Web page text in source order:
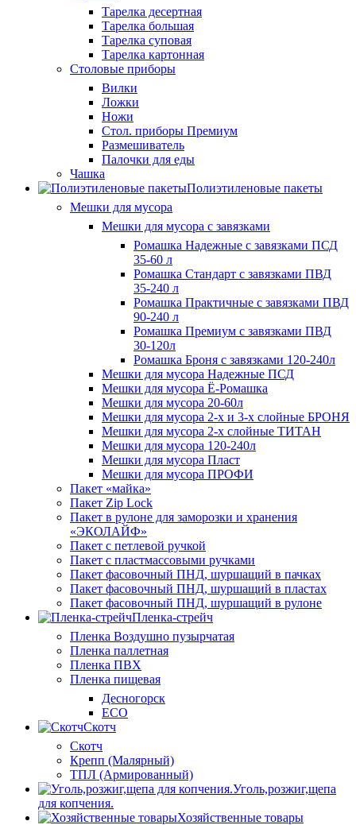
Тарелка десертная
Тарелка большая
Тарелка суповая
Тарелка картонная
Столовые приборы
Вилки
Ложки
Ножи
Стол. приборы Премиум
Размешиватель
Палочки для еды
Чашка
Полиэтиленовые пакеты
Мешки для мусора
Мешки для мусора с завязками
Ромашка Надежные с завязками ПСД
35-60 л
Ромашка Стандарт с завязками ПВД
35-240 л
Ромашка Практичные с завязками ПВД
90-240 л
Ромашка Премиум с завязками ПВД
30-120л
Ромашка Броня с завязками 120-240л
Мешки для мусора Надежные ПСД
Мешки для мусора Ё-Ромашка
Мешки для мусора 20-60л
Мешки для мусора 2-х и 3-х слойные БРОНЯ
Мешки для мусора 2-х слойные ТИТАН
Мешки для мусора 120-240л
Мешки для мусора Пласт
Мешки для мусора ПРОФИ
Пакет «майка»
Пакет Zip Lock
Пакет в рулоне для заморозки и хранения
«ЭКОЛАЙФ»
Пакет с петлевой ручкой
Пакет с пластмассовыми ручками
Пакет фасовочный ПНД, шуршащий в пачках
Пакет фасовочный ПНД, шуршащий в пластах
Пакет фасовочный ПНД, шуршащий в рулоне
Пленка-стрейч
Пленка Воздушно пузырчатая
Пленка паллетная
Пленка ПВХ
Пленка пищевая
Десногорск
ECO
Скотч
Скотч
Крепп (Малярный)
ТПЛ (Армированный)
Уголь,розжиг,щепа
для копчения.
Хозяйственные товары